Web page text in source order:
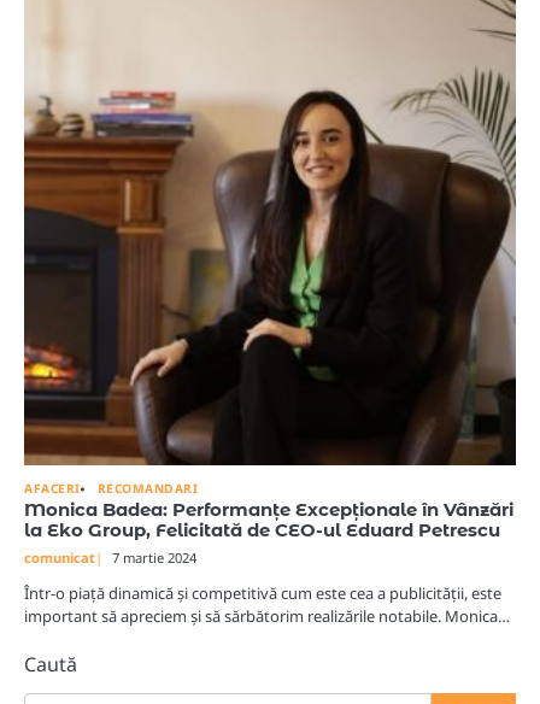
AFACERI RECOMANDARI
Monica Badea: Performanțe Excepționale în Vânzări
la Eko Group, Felicitată de CEO-ul Eduard Petrescu
comunicat 7 martie 2024
Într-o piață dinamică și competitivă cum este cea a publicității, este
important să apreciem și să sărbătorim realizările notabile. Monica…
Caută